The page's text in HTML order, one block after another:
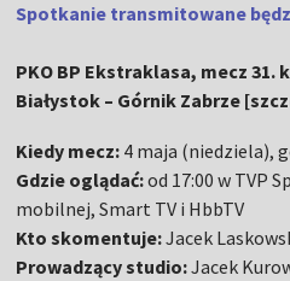
Spotkanie transmitowane
PKO BP Ekstraklasa, mecz
Białystok – Górnik Zabrze
Kiedy mecz: 4 maja (niedziela),
Gdzie oglądać:od 17:00 w TVP
mobilnej, Smart TV i HbbTV
Kto skomentuje:Jacek
Prowadzący studio:Jacek